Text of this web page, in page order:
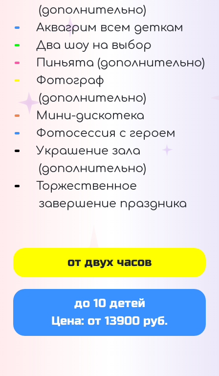
(дополнительно)
Аквагрим всем деткам
Два шоу на выбор
Пиньята (дополнительно)
Фотограф
(дополнительно)
Мини-дискотека
Фотосессия с героем
Украшение зала
(дополнительно)
Торжественное
завершение праздника
от двух часов
до 10 детей
Цена: от 13900 руб.